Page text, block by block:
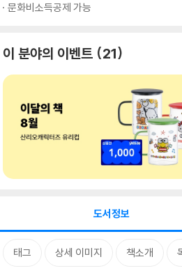
문화비소득공제 가능
이 분야의 이벤트 21
도서정보
태그 상세 이미지 책소개